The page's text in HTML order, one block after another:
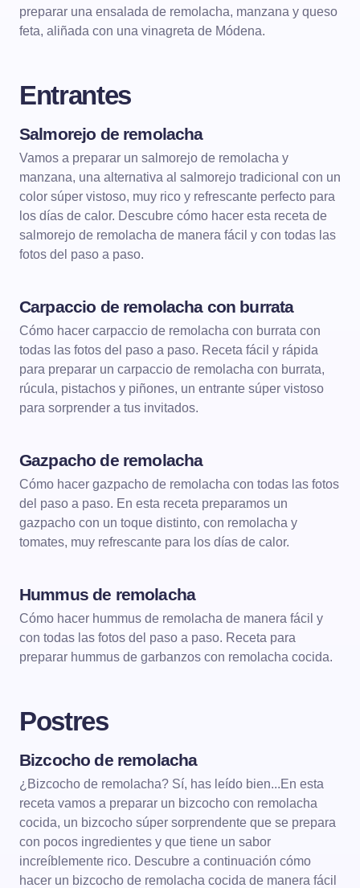
preparar una ensalada de remolacha, manzana y queso
feta, aliñada con una vinagreta de Módena.
Entrantes
Salmorejo de remolacha
Vamos a preparar un salmorejo de remolacha y
manzana, una alternativa al salmorejo tradicional con un
color súper vistoso, muy rico y refrescante perfecto para
los días de calor. Descubre cómo hacer esta receta de
salmorejo de remolacha de manera fácil y con todas las
fotos del paso a paso.
Carpaccio de remolacha con burrata
Cómo hacer carpaccio de remolacha con burrata con
todas las fotos del paso a paso. Receta fácil y rápida
para preparar un carpaccio de remolacha con burrata,
rúcula, pistachos y piñones, un entrante súper vistoso
para sorprender a tus invitados.
Gazpacho de remolacha
Cómo hacer gazpacho de remolacha con todas las fotos
del paso a paso. En esta receta preparamos un
gazpacho con un toque distinto, con remolacha y
tomates, muy refrescante para los días de calor.
Hummus de remolacha
Cómo hacer hummus de remolacha de manera fácil y
con todas las fotos del paso a paso. Receta para
preparar hummus de garbanzos con remolacha cocida.
Postres
Bizcocho de remolacha
¿Bizcocho de remolacha? Sí, has leído bien...En esta
receta vamos a preparar un bizcocho con remolacha
cocida, un bizcocho súper sorprendente que se prepara
con pocos ingredientes y que tiene un sabor
increíblemente rico. Descubre a continuación cómo
hacer un bizcocho de remolacha cocida de manera fácil